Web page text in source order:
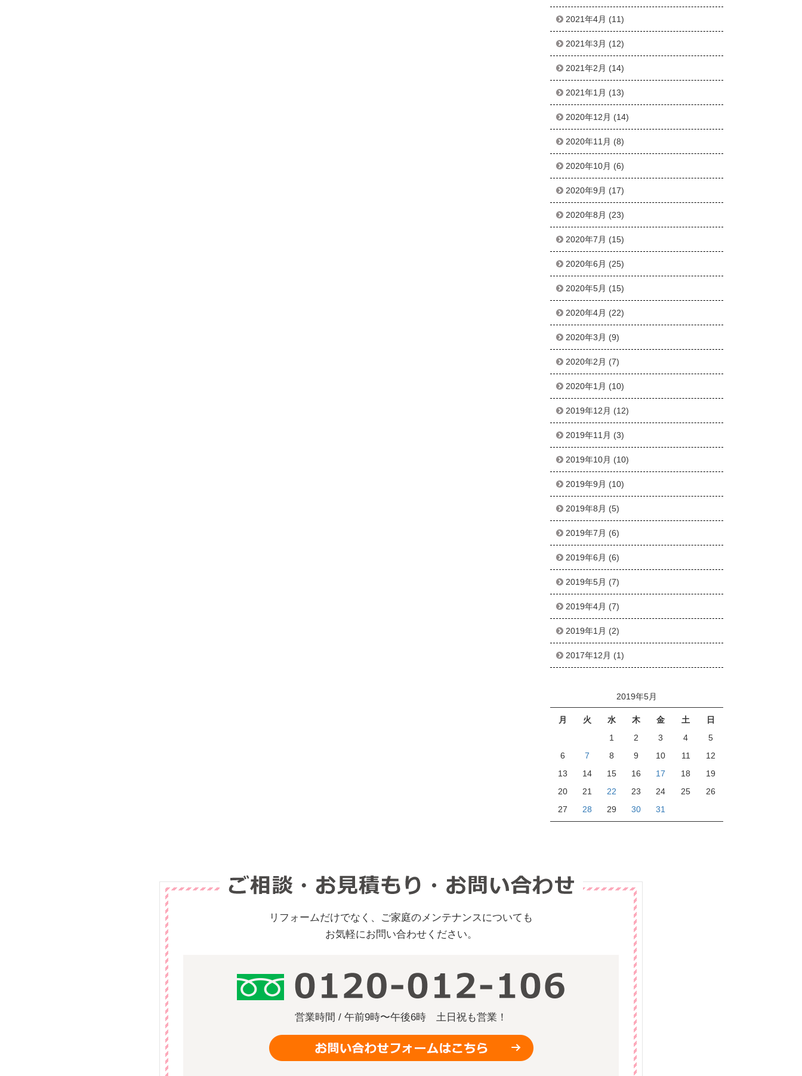
2021年4月 (11)
2021年3月 (12)
2021年2月 (14)
2021年1月 (13)
2020年12月 (14)
2020年11月 (8)
2020年10月 (6)
2020年9月 (17)
2020年8月 (23)
2020年7月 (15)
2020年6月 (25)
2020年5月 (15)
2020年4月 (22)
2020年3月 (9)
2020年2月 (7)
2020年1月 (10)
2019年12月 (12)
2019年11月 (3)
2019年10月 (10)
2019年9月 (10)
2019年8月 (5)
2019年7月 (6)
2019年6月 (6)
2019年5月 (7)
2019年4月 (7)
2019年1月 (2)
2017年12月 (1)
2019年5月
月 火 水 木 金 土
日
1
2 3 4
5
6
7 8 9 10 11
12
13
14 15 16 17 18
19
20
21 22 23 24 25
26
27
28 29 30 31
リフォームだけでなく、ご家庭のメンテナンスについても
お気軽にお問い合わせください。
営業時間 / 午前9時〜午後6時 土日祝も営業！